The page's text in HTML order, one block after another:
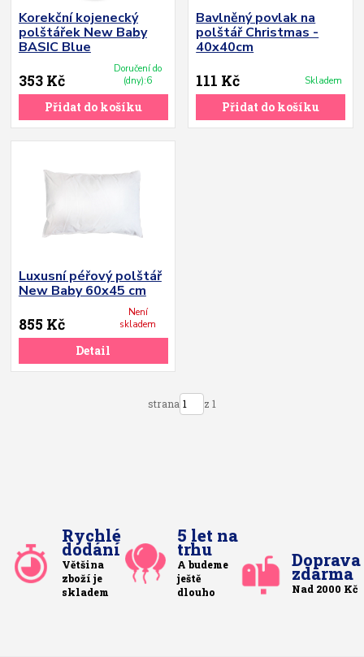
Korekční kojenecký
polštářek New Baby
BASIC Blue
353 Kč
Doručení do
(dny):6
Přidat do košíku
Bavlněný povlak na
polštář Christmas -
40x40cm
111 Kč Skladem
Přidat do košíku
Luxusní péřový polštář
New Baby 60x45 cm
855 Kč
Není
skladem
Detail
strana z 1
Rychlé
dodání
Většina
zboží je
skladem
5 let na
trhu
A budeme
ještě
dlouho
Doprava
zdarma
Nad 2000 Kč